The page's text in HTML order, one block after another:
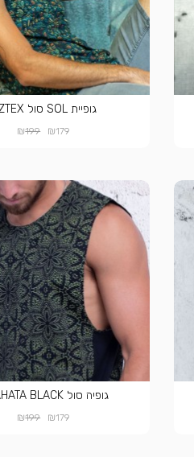
גופיית SOL סול AZTEX
₪179
₪199
גופיה סול ANAHATA BLACK
₪179
₪199